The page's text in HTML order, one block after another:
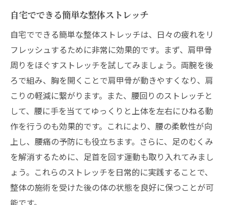
自宅でできる簡単な整体ストレッチ
自宅でできる簡単な整体ストレッチは、日々の疲れをリ
フレッシュするために非常に効果的です。まず、肩甲骨
周りをほぐすストレッチを試してみましょう。両腕を後
ろで組み、胸を開くことで肩甲骨が動きやすくなり、肩
こりの軽減に繋がります。また、腰回りのストレッチと
して、腰に手を当ててゆっくりと上体を左右にひねる動
作を行うのも効果的です。これにより、腰の柔軟性が向
上し、腰痛の予防にも役立ちます。さらに、足のむくみ
を解消するために、足首を回す運動も取り入れてみまし
ょう。これらのストレッチを日常的に実践することで、
整体の施術を受けた後の体の状態を良好に保つことが可
能です。